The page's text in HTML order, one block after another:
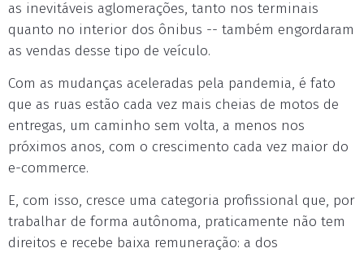
as inevitáveis aglomerações, tanto nos terminais
quanto no interior dos ônibus -- também engordaram
as vendas desse tipo de veículo.
Com as mudanças aceleradas pela pandemia, é fato
que as ruas estão cada vez mais cheias de motos de
entregas, um caminho sem volta, a menos nos
próximos anos, com o crescimento cada vez maior do
e-commerce.
E, com isso, cresce uma categoria profissional que, por
trabalhar de forma autônoma, praticamente não tem
direitos e recebe baixa remuneração: a dos